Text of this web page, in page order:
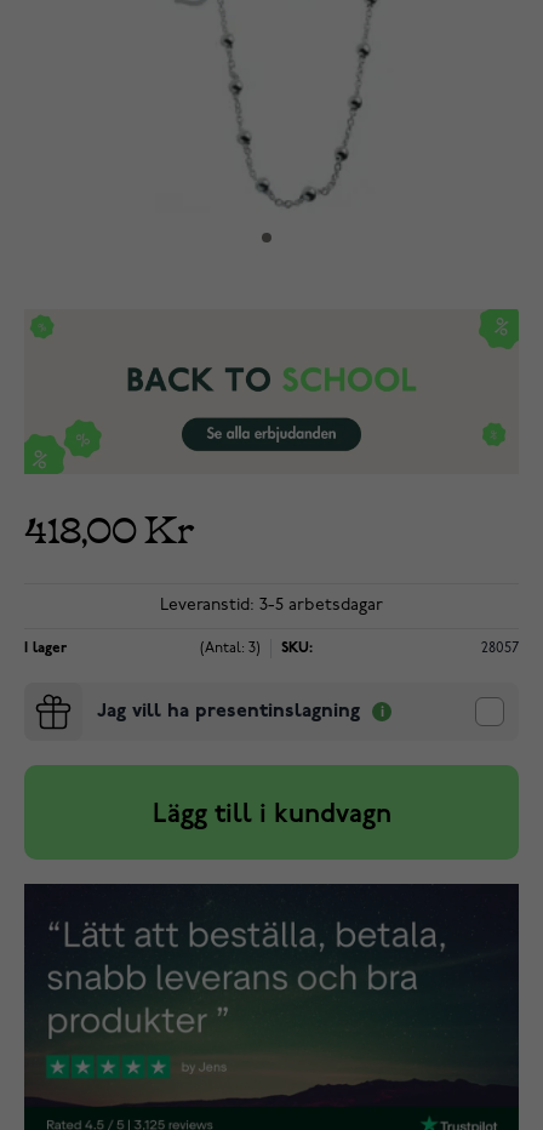
418,00 Kr
Leveranstid: 3-5 arbetsdagar
I lager (Antal: 3) SKU: 28057
Jag vill ha presentinslagning
Lägg till i kundvagn